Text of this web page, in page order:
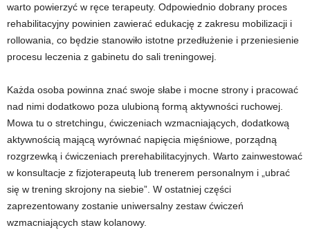
warto powierzyć w ręce terapeuty. Odpowiednio dobrany proces
rehabilitacyjny powinien zawierać edukację z zakresu mobilizacji i
rollowania, co będzie stanowiło istotne przedłużenie i przeniesienie
procesu leczenia z gabinetu do sali treningowej.
Każda osoba powinna znać swoje słabe i mocne strony i pracować
nad nimi dodatkowo poza ulubioną formą aktywności ruchowej.
Mowa tu o stretchingu, ćwiczeniach wzmacniających, dodatkową
aktywnością mającą wyrównać napięcia mięśniowe, porządną
rozgrzewką i ćwiczeniach prerehabilitacyjnych. Warto zainwestować
w konsultacje z fizjoterapeutą lub trenerem personalnym i „ubrać
się w trening skrojony na siebie”. W ostatniej części
zaprezentowany zostanie uniwersalny zestaw ćwiczeń
wzmacniających staw kolanowy.